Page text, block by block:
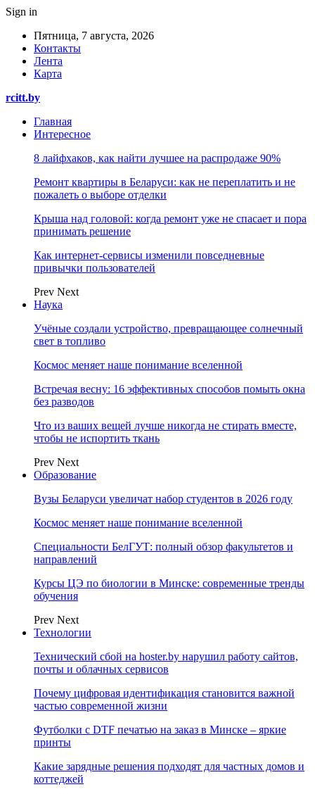
Sign in
Пятница, 7 августа, 2026
Контакты
Лента
Карта
rcitt.by
Главная
Интересное
8 лайфхаков, как найти лучшее на распродаже 90%
Ремонт квартиры в Беларуси: как не переплатить и не
пожалеть о выборе отделки
Крыша над головой: когда ремонт уже не спасает и пора
принимать решение
Как интернет-сервисы изменили повседневные
привычки пользователей
Prev Next
Наука
Учёные создали устройство, превращающее солнечный
свет в топливо
Космос меняет наше понимание вселенной
Встречая весну: 16 эффективных способов помыть окна
без разводов
Что из ваших вещей лучше никогда не стирать вместе,
чтобы не испортить ткань
Prev Next
Образование
Вузы Беларуси увеличат набор студентов в 2026 году
Космос меняет наше понимание вселенной
Специальности БелГУТ: полный обзор факультетов и
направлений
Курсы ЦЭ по биологии в Минске: современные тренды
обучения
Prev Next
Технологии
Технический сбой на hoster.by нарушил работу сайтов,
почты и облачных сервисов
Почему цифровая идентификация становится важной
частью современной жизни
Футболки с DTF печатью на заказ в Минске – яркие
принты
Какие зарядные решения подходят для частных домов и
коттеджей